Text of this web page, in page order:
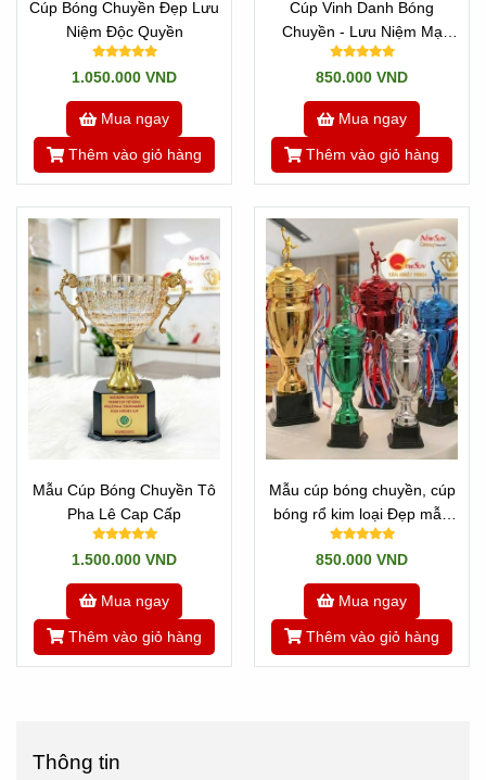
Cúp Bóng Chuyền Đẹp Lưu
Niệm Độc Quyền
1.050.000 VND
Mua ngay
Thêm vào giỏ hàng
Cúp Vinh Danh Bóng
Chuyền - Lưu Niệm Mạ
Vàng
850.000 VND
Mua ngay
Thêm vào giỏ hàng
Mẫu Cúp Bóng Chuyền Tô
Pha Lê Cap Cấp
1.500.000 VND
Mua ngay
Thêm vào giỏ hàng
Mẫu cúp bóng chuyền, cúp
bóng rổ kim loại Đẹp mẫu
thịnh hành
850.000 VND
Mua ngay
Thêm vào giỏ hàng
Thông tin